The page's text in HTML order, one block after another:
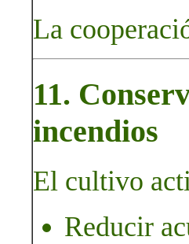
La
11.
incendios
El cultivo
Reducir